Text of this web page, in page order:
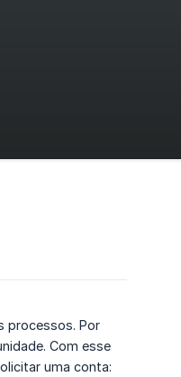
processos. Por
Com esse
uma conta: